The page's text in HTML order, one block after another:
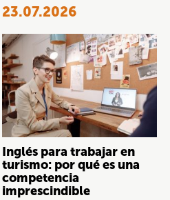
23.07.2026
Inglés para trabajar en
turismo: por qué es una
competencia
imprescindible